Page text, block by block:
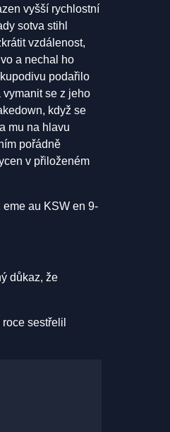
vyšší rychlostní
sotva stihl
vzdálenost,
a nechal ho
podařilo
vymanit se z jeho
když se
mu na hlavu
pořádně
v přiloženém
au KSW en 9-
důkaz, že
sestřelil